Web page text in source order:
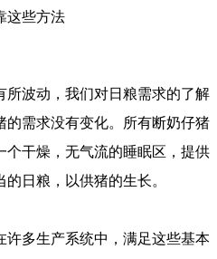
这些方法
波动，我们对日粮需求的了解
的需求没有变化。所有断奶仔猪
个干燥，无气流的睡眠区，提供
日粮，以供猪的生长。
多生产系统中，满足这些基本